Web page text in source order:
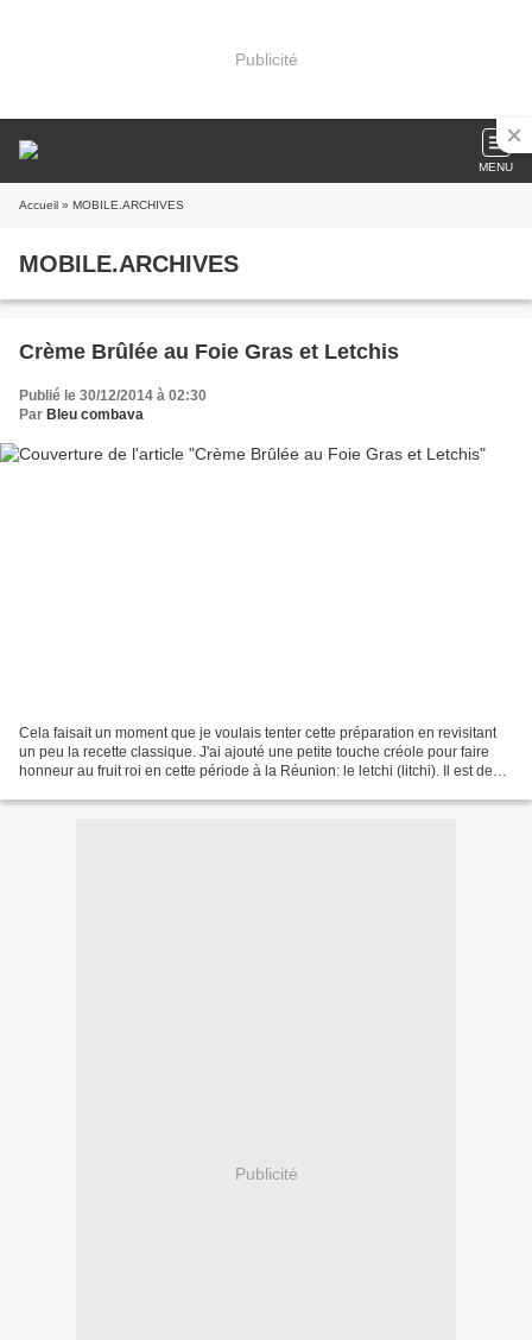
Publicité
MENU
Accueil » MOBILE.ARCHIVES
MOBILE.ARCHIVES
Crème Brûlée au Foie Gras et Letchis
Publié le 30/12/2014 à 02:30
Par Bleu combava
Cela faisait un moment que je voulais tenter cette préparation en revisitant
un peu la recette classique. J'ai ajouté une petite touche créole pour faire
honneur au fruit roi en cette période à la Réunion: le letchi (litchi). Il est de
Publicité